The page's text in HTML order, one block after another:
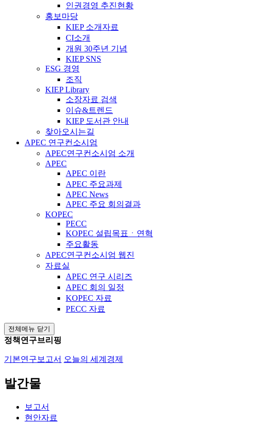
인권경영 추진현황
홍보마당
KIEP 소개자료
CI소개
개원 30주년 기념
KIEP SNS
ESG 경영
조직
KIEP Library
소장자료 검색
이슈&트렌드
KIEP 도서관 안내
찾아오시는길
APEC 연구컨소시엄
APEC연구컨소시엄 소개
APEC
APEC 이란
APEC 주요과제
APEC News
APEC 주요 회의결과
KOPEC
PECC
KOPEC 설립목표ㆍ연혁
주요활동
APEC연구컨소시엄 웹진
자료실
APEC 연구 시리즈
APEC 회의 일정
KOPEC 자료
PECC 자료
전체메뉴 닫기
정책연구브리핑
기본연구보고서 오늘의 세계경제
발간물
보고서
현안자료